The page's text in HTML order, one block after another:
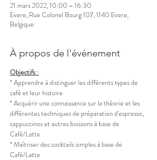
21 mars 2022, 10:00 – 16:30
Evere, Rue Colonel Bourg 107, 1140 Evere,
Belgique
À propos de l'événement
Objectifs :
* Apprendre à distinguer les différents types de
café et leur histoire
* Acquérir une connaissance sur la théorie et les
différentes techniques de préparation d'espresso,
cappuccinos et autres boissons à base de
Café/Latte
* Maîtriser des cocktails simples à base de
Café/Latte